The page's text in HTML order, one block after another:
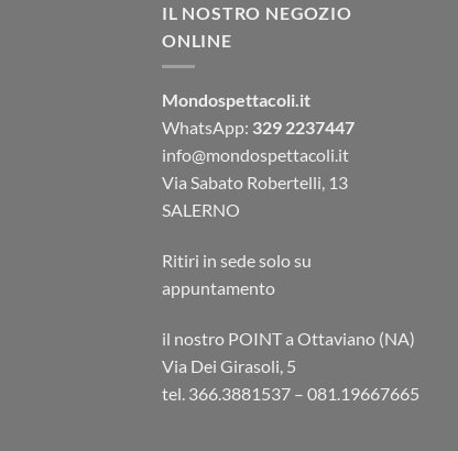
IL NOSTRO NEGOZIO
ONLINE
Mondospettacoli.it
WhatsApp: 329 2237447
info@mondospettacoli.it
Via Sabato Robertelli, 13
SALERNO
Ritiri in sede solo su
appuntamento
il nostro POINT a Ottaviano (NA)
Via Dei Girasoli, 5
tel. 366.3881537 – 081.19667665